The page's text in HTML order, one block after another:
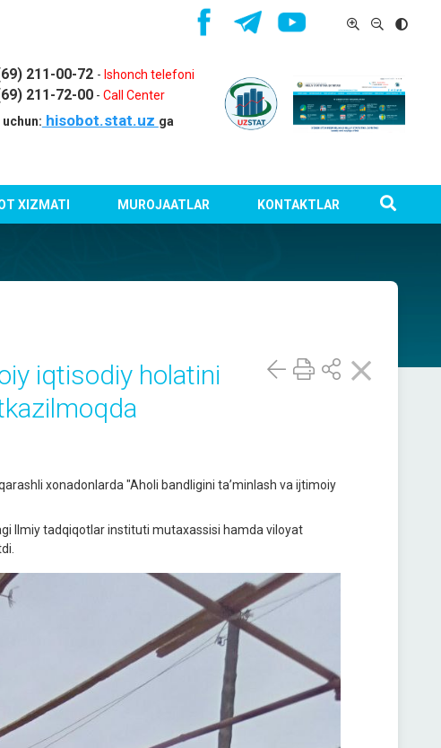
211-00-72 - Ishonch telefoni
211-72-00- Call Center
hisobot.stat.uz ga
XIZMATI MUROJAATLAR KONTAKTLAR
iqtisodiy holatini
xonadonlarda "Aholi bandligini ta’minlash va ijtimoiy
Ilmiy tadqiqotlar instituti mutaxassisi hamda viloyat